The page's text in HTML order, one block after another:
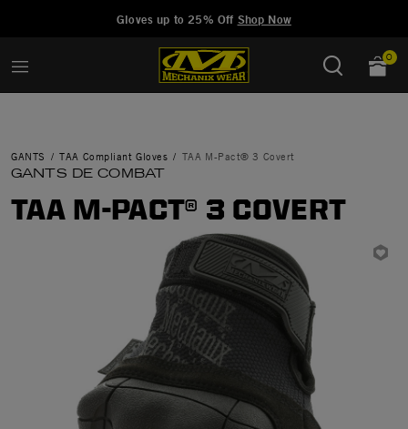
Gloves up to 25% Off Shop Now
0
GANTS TAA Compliant Gloves TAA M-Pact® 3 Covert
GANTS DE COMBAT
TAA M-PACT® 3 COVERT
Manage Wishlist